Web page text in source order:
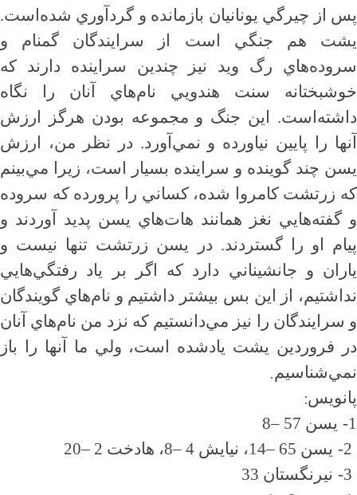
پس از چيرگي يونانيان بازمانده و گردآوري شده‌است.
يشت هم جنگي است از سرايندگان گمنام و
سروده‌هاي رگ ويد نيز چندين سراينده دارند كه
خوشبختانه سنت هندويي نام‌هاي آنان را نگاه
داشته‌است. اين جنگ و مجموعه بودن هرگز ارزش
آنها را پايين نياورده و نمي‌آورد. در نظر من، ارزش
يسن چند گوينده و سراينده بسيار است، زيرا مي‌بينم
كه زرتشت كامروا شده، كساني را پرورده كه سروده
و گفته‌هايي نغز همانند هات‌هاي يسن پديد آوردند و
پيام او را گستردند. در يسن زرتشت تنها نيست و
ياران و جانشيناني دارد كه اگر بر ياد رفتگي‌هايي
نداشتيم، از اين بس بيشتر داشتيم و نام‌هاي گويندگان
و سرايندگان را نيز مي‌دانستيم كه نزد من نام‌هاي آنان
در فروردين يشت يادشده است، ولي ما آنها را باز
نمي‌شناسيم.
پانويس:
1- يسن 57 –
8
2-
يسن 65 –14، نيايش 4 –8، هادخت 2 –
20
3-
نيرنگستان 33